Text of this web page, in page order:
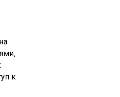
к